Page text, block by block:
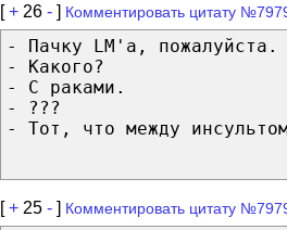
[+ 26 - ] Комментировать цитату
- Пачку LM'а, пожалуйста.
- Какого?
- С раками.
- ???
- Тот, что между
[+ 25 - ] Комментировать цитату